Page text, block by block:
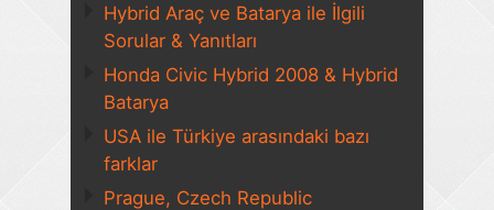
Hybrid Araç ve Batarya ile İlgili
Sorular & Yanıtları
Honda Civic Hybrid 2008 & Hybrid
Batarya
USA ile Türkiye arasındaki bazı
farklar
Prague, Czech Republic